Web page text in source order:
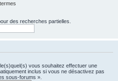
des recherches partielles.
vous souhaitez effectuer une
inclus si vous ne désactivez pas
sous-forums ».